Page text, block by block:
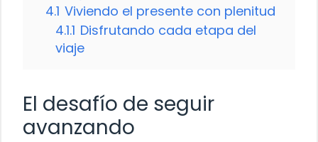
4.1 Viviendo el presente con plenitud
4.1.1 Disfrutando cada etapa del
viaje
El desafío de seguir
avanzando